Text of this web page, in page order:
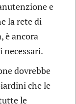
e
la rete di
è ancora
dovrebbe
che le
le